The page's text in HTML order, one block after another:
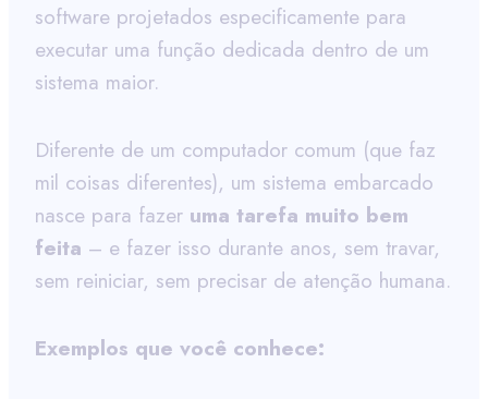
software projetados especificamente para
executar uma função dedicada dentro de um
sistema maior.
Diferente de um computador comum (que faz
mil coisas diferentes), um sistema embarcado
nasce para fazer uma tarefa muito bem
feita – e fazer isso durante anos, sem travar,
sem reiniciar, sem precisar de atenção humana.
Exemplos que você conhece: